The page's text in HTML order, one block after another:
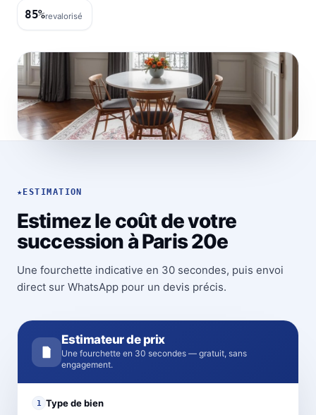
85%revalorisé
★ ESTIMATION
Estimez le coût de votre
succession à Paris 20e
Une fourchette indicative en 30 secondes, puis envoi
direct sur WhatsApp pour un devis précis.
Estimateur de prix
Une fourchette en 30 secondes — gratuit, sans
engagement.
1 Type de bien